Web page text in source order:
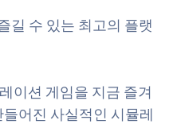
길 수 있는 최고의 플랫
이션 게임을 지금 즐겨
어진 사실적인 시뮬레